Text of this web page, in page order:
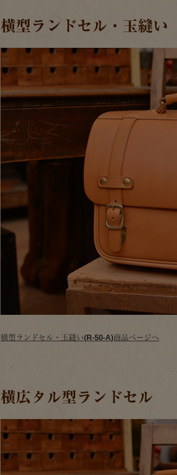
横型ランドセル・玉縫い
横型ランドセル・玉縫い(R-50-A)商品ページへ
横広タル型ランドセル